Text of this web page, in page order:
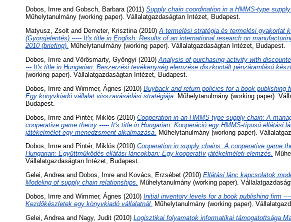
Dobos, Imre and Gobsch, Barbara(2011) Supply chain coordination in a HMMS-type
Műhelytanulmány (working paper). Vállalatgazdaságtan Intézet, Budapest.
Matyusz, Zsolt and Demeter, Krisztina(2010)A termelési stratégia és termelési gyakorlat
(Gyorsjelentés) ----- It's title in English: Results of an international research on
2010 (briefing). Műhelytanulmány (working paper). Vállalatgazdaságtan Intézet, Budapest.
Dobos, Imre and Vörösmarty, Gyöngyi (2010) Analysis of purchasing activity with
--- It's title in Hungarian: Beszerzési tevékenység elemzése diszkontált pénzáramlású
(working paper). Vállalatgazdaságtan Intézet, Budapest.
Dobos, Imre and Wimmer, Ágnes (2010) Buyback and return policies for a book publishing
Egy könyvkiadó vállalat visszavásárlási stratégiája.
Műhelytanulmány (working paper).
Budapest.
Dobos, Imre and Pintér, Miklós (2010) Cooperation in an HMMS-type supply chain: A
cooperative game theory ----- It's title in Hungarian: Kooperáció egy HMMS-típusú ellátási
játékelmélet egy menedzsment alkalmazása. Műhelytanulmány (working paper).
Dobos, Imre and Pintér, Miklós (2010) Cooperation in supply chains: A cooperative game
Hungarian: Együttműködés ellátási láncokban: Egy kooperatív játékelméleti elemzés.
Vállalatgazdaságtan Intézet, Budapest.
Gelei, Andreaand Dobos, Imre and Kovács, Erzsébet (2010) Ellátási lánc kapcsolatok
Modeling of supply chain relationships. Műhelytanulmány (working paper).
Dobos, Imre and Wimmer, Ágnes (2010) Initial inventory levels for a book publishing firm
Kezdőkészletek egy könyvkiadó vállalatnál.
Műhelytanulmány (working paper).
Gelei, Andrea and Nagy, Judit (2010) Logisztikai folyamatok informatikai támogatottsága